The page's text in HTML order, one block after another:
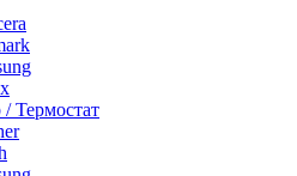
Термостат